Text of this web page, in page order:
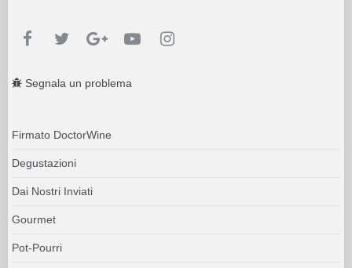
Segnala un problema
Firmato DoctorWine
Degustazioni
Dai Nostri Inviati
Gourmet
Pot-Pourri